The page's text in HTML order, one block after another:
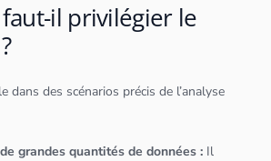
il privilégier le
dans des scénarios précis de l’analyse
grandes quantités dedonnées : Il